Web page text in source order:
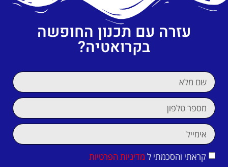
עזרה עם תכנון החופשה
בקרואטיה?
קראתי והסכמתי ל מדיניות הפרטיות